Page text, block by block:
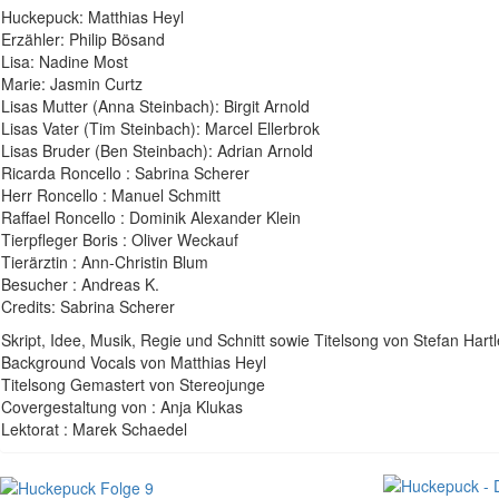
Huckepuck: Matthias Heyl
Erzähler: Philip Bösand
Lisa: Nadine Most
Marie: Jasmin Curtz
Lisas Mutter (Anna Steinbach): Birgit Arnold
Lisas Vater (Tim Steinbach): Marcel Ellerbrok
Lisas Bruder (Ben Steinbach): Adrian Arnold
Ricarda Roncello : Sabrina Scherer
Herr Roncello : Manuel Schmitt
Raffael Roncello : Dominik Alexander Klein
Tierpfleger Boris : Oliver Weckauf
Tierärztin : Ann-Christin Blum
Besucher : Andreas K.
Credits: Sabrina Scherer
Skript, Idee, Musik, Regie und Schnitt sowie Titelsong von Stefan
Background Vocals von Matthias Heyl
Titelsong Gemastert von Stereojunge
Covergestaltung von : Anja Klukas
Lektorat : Marek Schaedel